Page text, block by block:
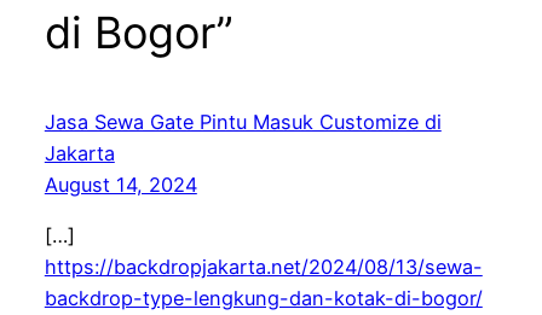
di Bogor”
Jasa Sewa Gate Pintu Masuk Customize di
Jakarta
August 14, 2024
[…]
https://backdropjakarta.net/2024/08/13/sewa-
backdrop-type-lengkung-dan-kotak-di-bogor/